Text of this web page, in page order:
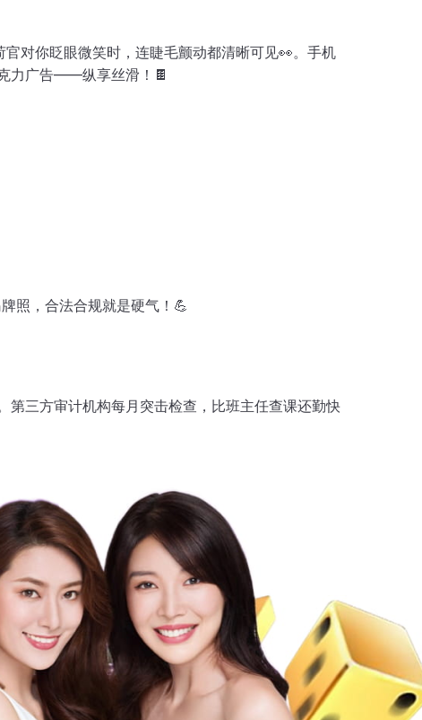
对你眨眼微笑时，连睫毛颤动都清晰可见👀。手机
力广告——纵享丝滑！🍫
照，合法合规就是硬气！💪
三方审计机构每月突击检查，比班主任查课还勤快